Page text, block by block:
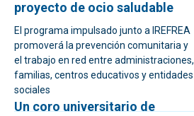
proyecto de ocio saludable
El programa impulsado junto a IREFREA
promoverá la prevención comunitaria y
el trabajo en red entre administraciones,
familias, centros educativos y entidades
sociales
Un coro universitario de